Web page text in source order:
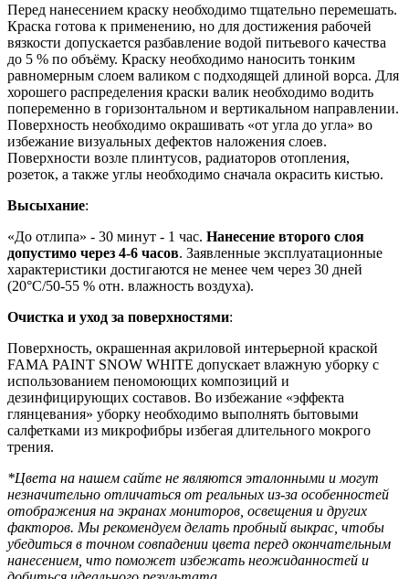
Перед нанесением краску необходимо тщательно перемешать.
Краска готова к применению, но для достижения рабочей
вязкости допускается разбавление водой питьевого качества
до 5 % по объёму. Краску необходимо наносить тонким
равномерным слоем валиком с подходящей длиной ворса. Для
хорошего распределения краски валик необходимо водить
попеременно в горизонтальном и вертикальном направлении.
Поверхность необходимо окрашивать «от угла до угла» во
избежание визуальных дефектов наложения слоев.
Поверхности возле плинтусов, радиаторов отопления,
розеток, а также углы необходимо сначала окрасить кистью.
Высыхание:
«До отлипа» - 30 минут - 1 час. Нанесение второго слоя
допустимо через 4-6 часов. Заявленные эксплуатационные
характеристики достигаются не менее чем через 30 дней
(20°C/50-55 % отн. влажность воздуха).
Очистка и уход за поверхностями:
Поверхность, окрашенная акриловой интерьерной краской
FAMA PAINT SNOW WHITE допускает влажную уборку с
использованием пеномоющих композиций и
дезинфицирующих составов. Во избежание «эффекта
глянцевания» уборку необходимо выполнять бытовыми
салфетками из микрофибры избегая длительного мокрого
трения.
*Цвета на нашем сайте не являются эталонными и могут
незначительно отличаться от реальных из-за особенностей
отображения на экранах мониторов, освещения и других
факторов. Мы рекомендуем делать пробный выкрас, чтобы
убедиться в точном совпадении цвета перед окончательным
нанесением, что поможет избежать неожиданностей и